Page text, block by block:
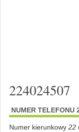
224024507
NUMER TELEFONU
Numer kierunkowy 22